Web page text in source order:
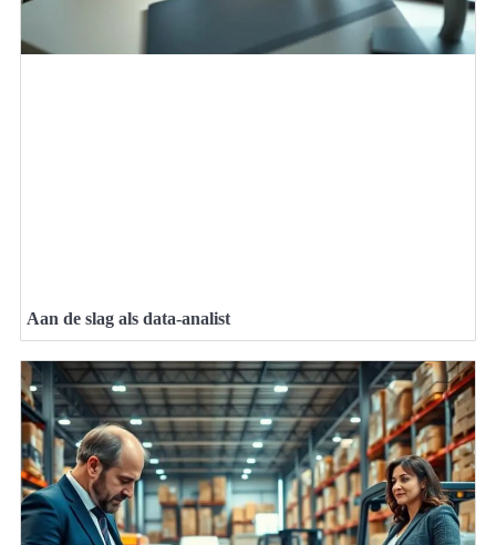
Aan de slag als data-analist